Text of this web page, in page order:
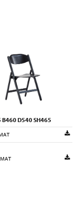
B460 D540 SH465